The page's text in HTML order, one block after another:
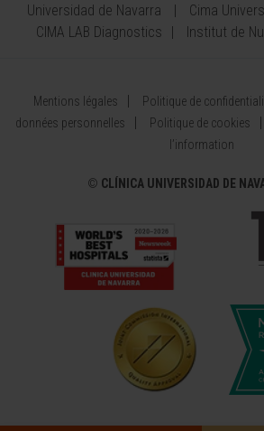
Universidad de Navarra
Cima
CIMA LAB Diagnostics
Institut de
Mentions légales Politique de
données personnelles
Politique de cookies
l’information
© CLÍNICA UNIVERSIDAD DE